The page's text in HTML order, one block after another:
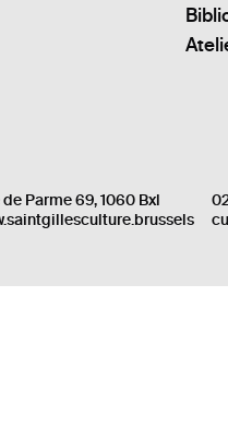
de Parme 69, 1060 Bxl